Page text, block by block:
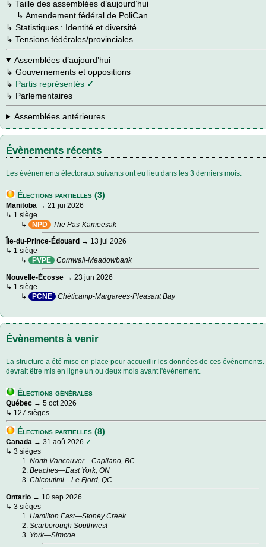
↳ Taille des assemblées d’aujourd’hui
↳ Amendement fédéral de PoliCan
↳ Statistiques : Identité et diversité
↳ Tensions fédérales/provinciales
Assemblées d’aujourd’hui
↳ Gouvernements et oppositions
↳ Partis représentés ✓
↳ Parlementaires
Assemblées antérieures
Évènements récents
Les évènements électoraux suivants ont eu lieu dans les 3 derniers mois.
Élections partielles (3)
Manitoba → 21 jui 2026
↳ 1 siège
↳ NPD The Pas-Kameesak
Île-du-Prince-Édouard → 13 jui 2026
↳ 1 siège
↳ PVPE Cornwall-Meadowbank
Nouvelle-Écosse → 23 jun 2026
↳ 1 siège
↳ PCNE Chéticamp-Margarees-Pleasant Bay
Évènements à venir
La structure a été mise en place pour accueillir les données de ces
devrait être mis en ligne un ou deux mois avant l'évènement.
Élections générales
Québec → 5 oct 2026
↳ 127 sièges
Élections partielles (8)
Canada → 31 aoû 2026 ✓
↳ 3 sièges
North Vancouver—Capilano, BC
Beaches—East York, ON
Chicoutimi—Le Fjord, QC
Ontario → 10 sep 2026
↳ 3 sièges
Hamilton East—Stoney Creek
Scarborough Southwest
York—Simcoe